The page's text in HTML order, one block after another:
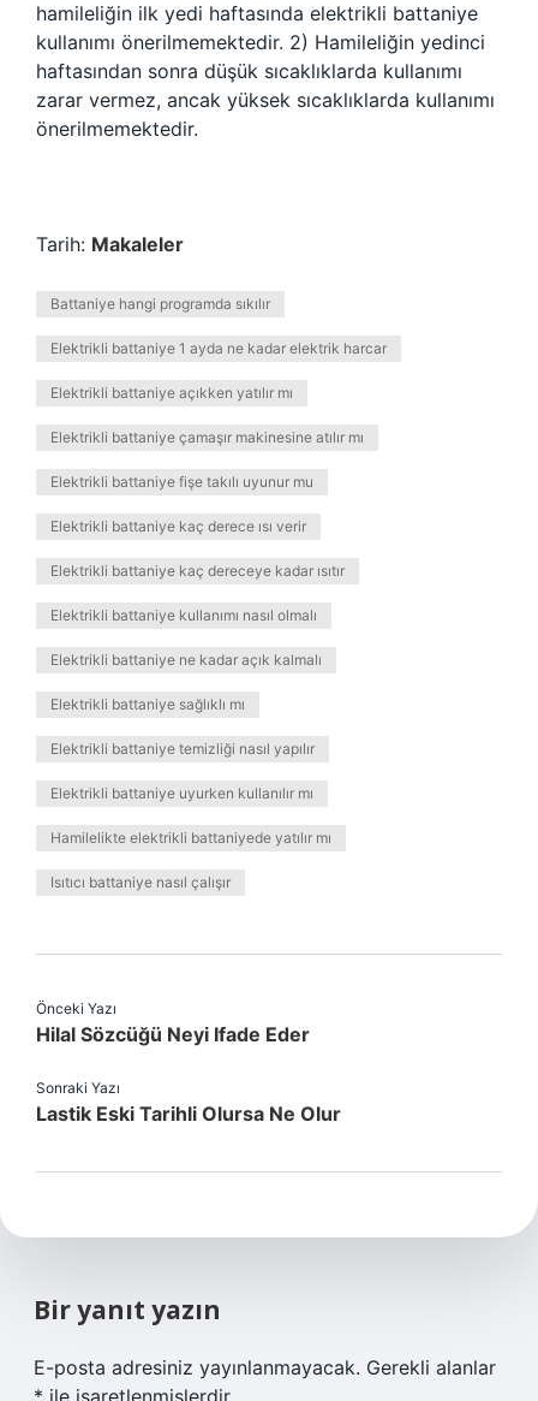
hamileliğin ilk yedi haftasında elektrikli battaniye
kullanımı önerilmemektedir. 2) Hamileliğin yedinci
haftasından sonra düşük sıcaklıklarda kullanımı
zarar vermez, ancak yüksek sıcaklıklarda kullanımı
önerilmemektedir.
Tarih: Makaleler
Battaniye hangi programda sıkılır
Elektrikli battaniye 1 ayda ne kadar elektrik harcar
Elektrikli battaniye açıkken yatılır mı
Elektrikli battaniye çamaşır makinesine atılır mı
Elektrikli battaniye fişe takılı uyunur mu
Elektrikli battaniye kaç derece ısı verir
Elektrikli battaniye kaç dereceye kadar ısıtır
Elektrikli battaniye kullanımı nasıl olmalı
Elektrikli battaniye ne kadar açık kalmalı
Elektrikli battaniye sağlıklı mı
Elektrikli battaniye temizliği nasıl yapılır
Elektrikli battaniye uyurken kullanılır mı
Hamilelikte elektrikli battaniyede yatılır mı
Isıtıcı battaniye nasıl çalışır
Önceki Yazı
Hilal Sözcüğü Neyi Ifade Eder
Sonraki Yazı
Lastik Eski Tarihli Olursa Ne Olur
Bir yanıt yazın
E-posta adresiniz yayınlanmayacak. Gerekli alanlar
* ile işaretlenmişlerdir